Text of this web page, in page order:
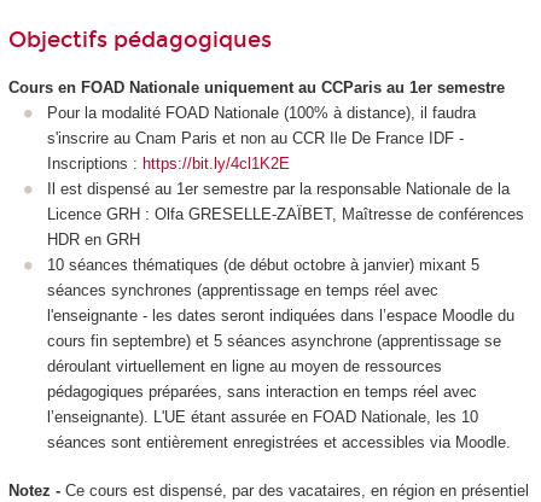
Objectifs pédagogiques
Cours en FOAD Nationaleuniquement au CCParis au 1er semestre
Pour la modalité FOAD Nationale (100% à distance), il faudra
s'inscrire au Cnam Paris et non au CCR Ile De France IDF -
Inscriptions : https://bit.ly/4cl1K2E
Il est dispensé au 1er semestre par la responsable Nationale de la
Licence GRH : Olfa GRESELLE-ZAÏBET, Maîtresse de conférences
HDR en GRH
10 séances thématiques (de début octobre à janvier) mixant 5
séances synchrones (apprentissage en temps réel avec
l'enseignante - les dates seront indiquées dans l’espace Moodle du
cours fin septembre) et 5 séances asynchrone (apprentissage se
déroulant virtuellement en ligne au moyen de ressources
pédagogiques préparées, sans interaction en temps réel avec
l’enseignante). L'UE étant assurée en FOAD Nationale , les 10
séances sont entièrement enregistrées et accessibles via Moodle.
Notez - Ce cours est dispensé, par des vacataires, en région en présentiel